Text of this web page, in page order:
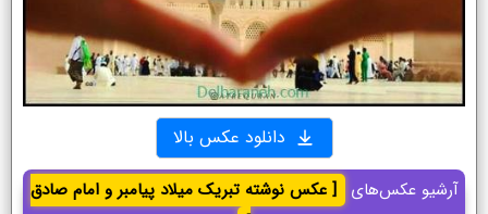
دانلود عکس بالا
آرشیو عکس‌های
[ عکس نوشته تبریک میلاد پیامبر و امام صادق